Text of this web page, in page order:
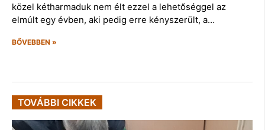
közel kétharmaduk nem élt ezzel a lehetőséggel az
elmúlt egy évben, aki pedig erre kényszerült, a…
BŐVEBBEN »
TOVÁBBI CIKKEK